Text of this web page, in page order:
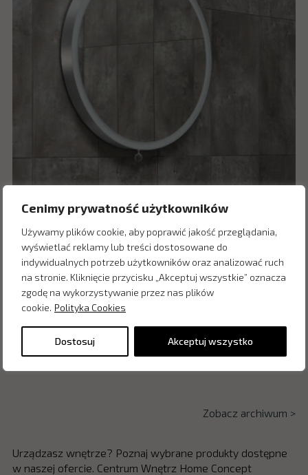
Cenimy prywatność użytkowników
Używamy plików cookie, aby poprawić jakość przeglądania,
wyświetlać reklamy lub treści dostosowane do
indywidualnych potrzeb użytkowników oraz analizować ruch
na stronie. Kliknięcie przycisku „Akceptuj wszystkie” oznacza
zgodę na wykorzystywanie przez nas plików
cookie. Polityka Cookies
Dostosuj Akceptuj wszystko
Miior Lustro wysuwane Moon
Zobacz archiwum >
Urządzasz wnętrze? Poznaj wybrane produkty dostępne
w naszej ofercie. Centrum Wnętrz Home Concept